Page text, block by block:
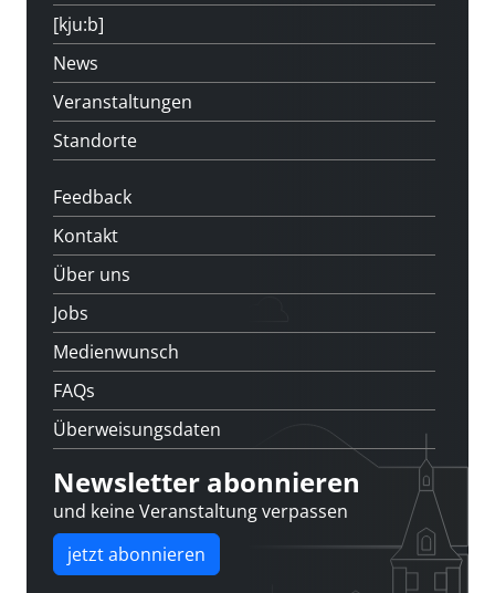
[kju:b]
News
Veranstaltungen
Standorte
Feedback
Kontakt
Über uns
Jobs
Medienwunsch
FAQs
Überweisungsdaten
Newsletter abonnieren
und keine Veranstaltung verpassen
jetzt abonnieren